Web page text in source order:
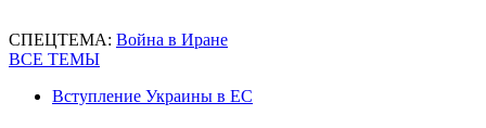
СПЕЦТЕМА: Война в Иране
ВСЕ ТЕМЫ
Вступление Украины в ЕС